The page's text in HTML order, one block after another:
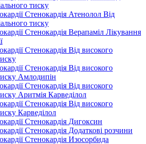
тиску
Стенокардія Атенолол Від
тиску
Стенокардія Верапаміл Лікування
Стенокардія Від високого
Стенокардія Від високого
Амлодипін
Стенокардія Від високого
Аритмія Карведілол
Стенокардія Від високого
Карведілол
Стенокардія Дигоксин
Стенокардія Додаткові розчини
Стенокардія Изосорбида